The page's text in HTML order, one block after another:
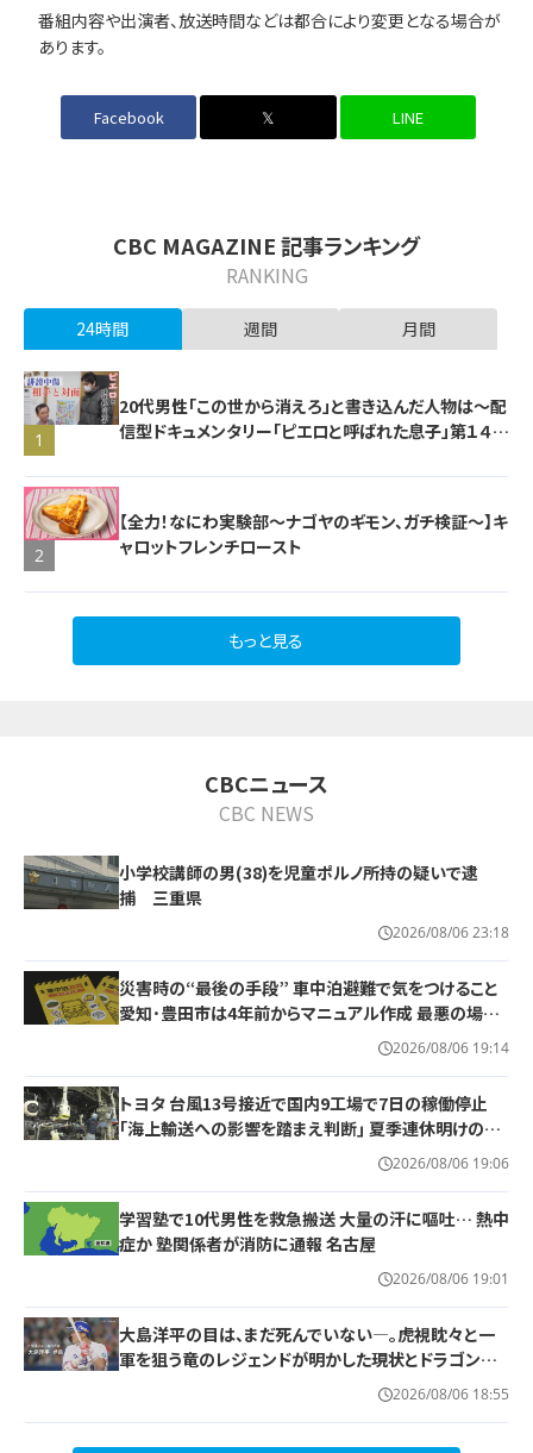
番組内容や出演者、放送時間などは都合により変更となる場合が
あります。
Facebook 𝕏 LINE
CBC MAGAZINE 記事ランキング
RANKING
24時間 週間 月間
1
20代男性「この世から消えろ」と書き込んだ人物は～配
信型ドキュメンタリー「ピエロと呼ばれた息子」第１４０
2
【全力！なにわ実験部～ナゴヤのギモン、ガチ検証～】キ
ャロットフレンチロースト
もっと見る
CBCニュース
CBC NEWS
小学校講師の男(38)を児童ポルノ所持の疑いで逮
捕 三重県
2026/08/06 23:18
災害時の“最後の手段” 車中泊避難で気をつけること
愛知･豊田市は4年前からマニュアル作成 最悪の場合
死に至る｢エコノミークラス症候群｣にならないために
2026/08/06 19:14
トヨタ 台風13号接近で国内9工場で7日の稼働停止
｢海上輸送への影響を踏まえ判断｣ 夏季連休明けの17
2026/08/06 19:06
学習塾で10代男性を救急搬送 大量の汗に嘔吐… 熱中
症か 塾関係者が消防に通報 名古屋
2026/08/06 19:01
大島洋平の目は、まだ死んでいない―。虎視眈々と一
軍を狙う竜のレジェンドが明かした現状とドラゴンズ
2026/08/06 18:55